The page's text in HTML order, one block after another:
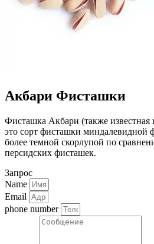
Акбари Фисташки
Фисташка Акбари (также
это сорт фисташки
более темной скорлупой по
персидских фисташек.
Запрос
Name
Email
phone number